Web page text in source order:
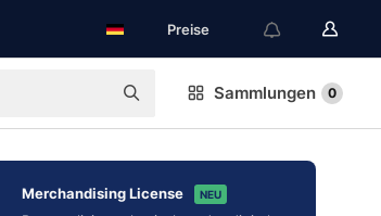
Preise
Sammlungen 0
Merchandising License NEU